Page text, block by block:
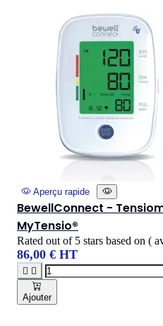
Aperçu rapide
BewellConnect -
MyTensio®
Rated out of 5 stars based on (
86,00 € HT
 
Ajouter